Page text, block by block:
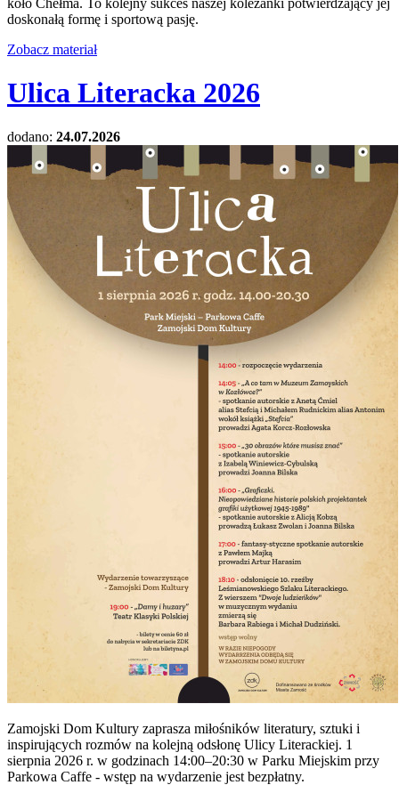
doskonałą formę i sportową pasję.
Zobacz materiał
Ulica Literacka 2026
dodano: 24.07.2026
Zamojski Dom Kultury zaprasza miłośników literatury, sztuki i
inspirujących rozmów na kolejną odsłonę Ulicy Literackiej. 1
sierpnia 2026 r. w godzinach 14:00–20:30 w Parku Miejskim przy
Parkowa Caffe - wstęp na wydarzenie jest bezpłatny.